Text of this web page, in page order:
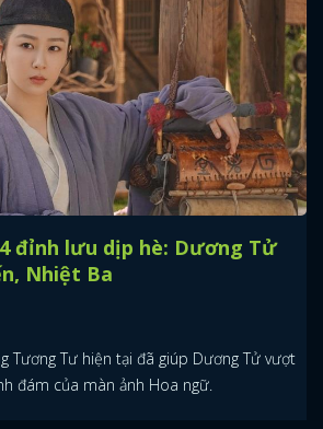
đỉnh lưu dịp hè: Dương Tử
Nhiệt Ba
Tương Tư hiện tại đã giúp Dương Tử vượt
đám của màn ảnh Hoa ngữ.